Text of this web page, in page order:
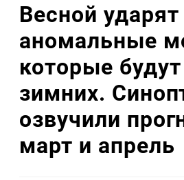
Весной ударят
аномальные
которые
зимних.
озвучили
март и апрель